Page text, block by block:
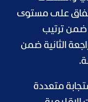
اتفاق على مستوى
ضمن ترتيب
الثانية ضمن
متعددة